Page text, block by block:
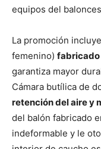
equipos del
La promoción
femenino) fabricado
garantiza mayor
Cámara butílica de
retención del aire y
del balón fabricado
indeformable y le